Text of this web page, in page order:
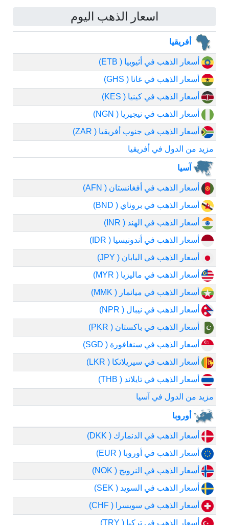
اسعار الذهب اليوم
أفريقيا
أسعار الذهب في أثيوبيا ( ETB)
أسعار الذهب في غانا ( GHS)
أسعار الذهب في كينيا ( KES)
أسعار الذهب في نيجيريا ( NGN)
أسعار الذهب في جنوب أفريقيا ( ZAR)
مزيد من الدول في أفريقيا
آسيا
أسعار الذهب في أفغانستان ( AFN)
أسعار الذهب في بروناي ( BND)
أسعار الذهب في الهند ( INR)
أسعار الذهب في أندونيسيا ( IDR)
أسعار الذهب في اليابان ( JPY)
أسعار الذهب في ماليزيا ( MYR)
أسعار الذهب في ميانمار ( MMK)
أسعار الذهب في نيبال ( NPR)
أسعار الذهب في باكستان ( PKR)
أسعار الذهب في سنغافورة ( SGD)
أسعار الذهب في سيريلانكا ( LKR)
أسعار الذهب في تايلاند ( THB)
مزيد من الدول في آسيا
أوروبا
أسعار الذهب في الدنمارك ( DKK)
أسعار الذهب في أوروبا ( EUR)
أسعار الذهب في النرويج ( NOK)
أسعار الذهب في السويد ( SEK)
أسعار الذهب في سويسرا ( CHF)
أسعار الذهب في تركيا ( TRY)